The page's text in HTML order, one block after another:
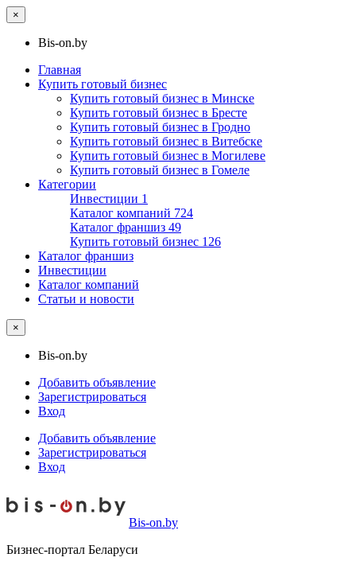
×
Bis-on.by
Главная
Купить готовый бизнес
Купить готовый бизнес в Минске
Купить готовый бизнес в Бресте
Купить готовый бизнес в Гродно
Купить готовый бизнес в Витебске
Купить готовый бизнес в Могилеве
Купить готовый бизнес в Гомеле
Категории
Инвестиции 1
Каталог компаний 724
Каталог франшиз 49
Купить готовый бизнес 126
Каталог франшиз
Инвестиции
Каталог компаний
Статьи и новости
×
Bis-on.by
Добавить объявление
Зарегистрироваться
Вход
Добавить объявление
Зарегистрироваться
Вход
Bis-on.by
Бизнес-портал Беларуси